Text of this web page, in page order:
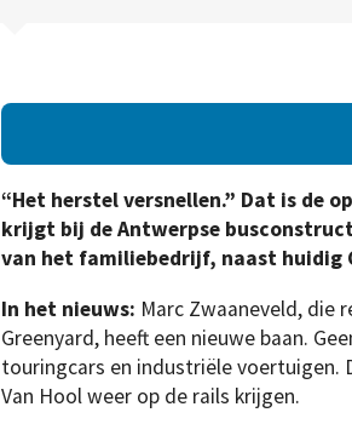
“Het herstel versnellen.” Dat is de
krijgt bij de Antwerpse
van het familiebedrijf, naast huidig
In het nieuws: Marc Zwaaneveld, die
Greenyard, heeft een nieuwe baan.
touringcars en industriële voertuigen.
Van Hool weer op de rails krijgen.